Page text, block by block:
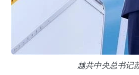
越共中央总书记